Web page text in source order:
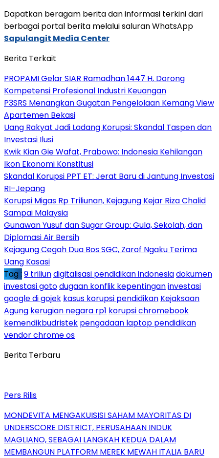
Dapatkan beragam berita dan informasi terkini dari
berbagai portal berita melalui saluran WhatsApp
Sapulangit Media Center
Berita Terkait
PROPAMI Gelar SIAR Ramadhan 1447 H, Dorong
Kompetensi Profesional Industri Keuangan
P3SRS Menangkan Gugatan Pengelolaan Kemang View
Apartemen Bekasi
Uang Rakyat Jadi Ladang Korupsi: Skandal Taspen dan
Investasi Ilusi
Kwik Kian Gie Wafat, Prabowo: Indonesia Kehilangan
Ikon Ekonomi Konstitusi
Skandal Korupsi PPT ET: Jerat Baru di Jantung Investasi
RI–Jepang
Korupsi Migas Rp Triliunan, Kejagung Kejar Riza Chalid
Sampai Malaysia
Gunawan Yusuf dan Sugar Group: Gula, Sekolah, dan
Diplomasi Air Bersih
Kejagung Cegah Dua Bos SGC, Zarof Ngaku Terima
Uang Kasasi
Tag : 9 triliundigitalisasi pendidikan indonesiadokumen
investasi gotodugaan konflik kepentinganinvestasi
google di gojek kasus korupsi pendidikan Kejaksaan
Agung kerugian negara rp1 korupsi chromebook
kemendikbudristek pengadaan laptop pendidikan
vendor chrome os
Berita Terbaru
Pers Rilis
MONDEVITA MENGAKUISISI SAHAM MAYORITAS DI
UNDERSCORE DISTRICT, PERUSAHAAN INDUK
MAGLIANO, SEBAGAI LANGKAH KEDUA DALAM
MEMBANGUN PLATFORM MEREK MEWAH ITALIA BARU